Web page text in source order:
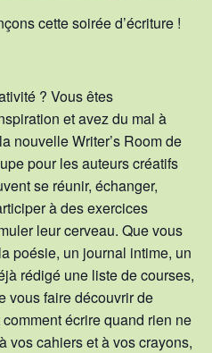
cette soirée d’écriture !
? Vous êtes
et avez du mal à
nouvelle Writer’s Room de
pour les auteurs créatifs
se réunir, échanger,
à des exercices
leur cerveau. Que vous
poésie, un journal intime, un
rédigé une liste de courses,
vous faire découvrir de
écrire quand rien ne
vos cahiers et à vos crayons,